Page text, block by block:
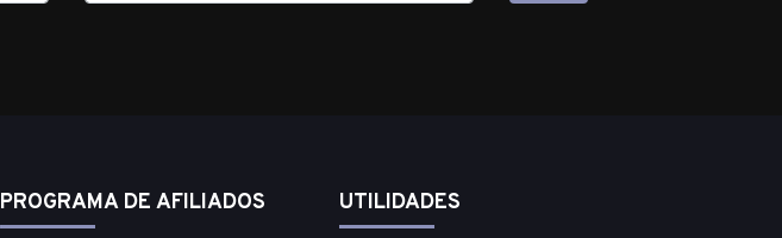
PROGRAMA DE AFILIADOS UTILIDADES